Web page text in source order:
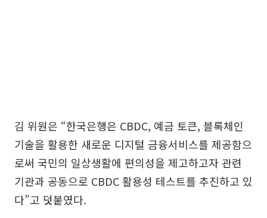
김 위원은 “한국은행은 CBDC, 예금 토큰, 블록체인
기술을 활용한 새로운 디지털 금융서비스를 제공함으
로써 국민의 일상생활에 편의성을 제고하고자 관련
기관과 공동으로 CBDC 활용성 테스트를 추진하고 있
다”고 덧붙였다.